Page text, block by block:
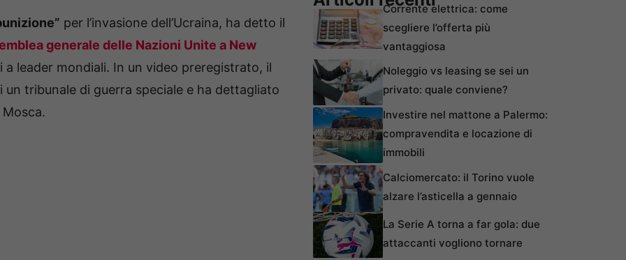
per l’invasione dell’Ucraina, ha detto il
generale delle Nazioni Unite a New
leader mondiali. In un video preregistrato, il
tribunale di guerra speciale e ha dettagliato
Corrente elettrica: come
scegliere l’offerta più
vantaggiosa
Noleggio vs leasing se sei un
privato: quale conviene?
Investire nel mattone a Palermo:
compravendita e locazione di
immobili
Calciomercato: il Torino vuole
alzare l’asticella a gennaio
La Serie A torna a far gola: due
attaccanti vogliono tornare